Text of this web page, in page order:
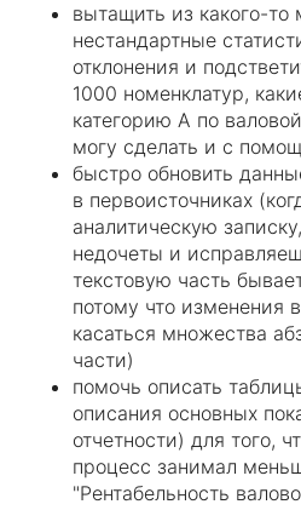
вытащить из какого-
нестандартные
отклонения и
1000 номенклатур,
категорию А по
могу сделать и с
быстро обновить
в первоисточниках
аналитическую
недочеты и
текстовую часть
потому что изменения
касаться множества
части)
помочь описать
описания основных
отчетности) для того,
процесс занимал
"Рентабельность